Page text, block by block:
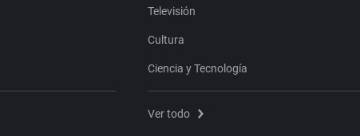
Televisión
Cultura
Ciencia y Tecnología
Ver todo